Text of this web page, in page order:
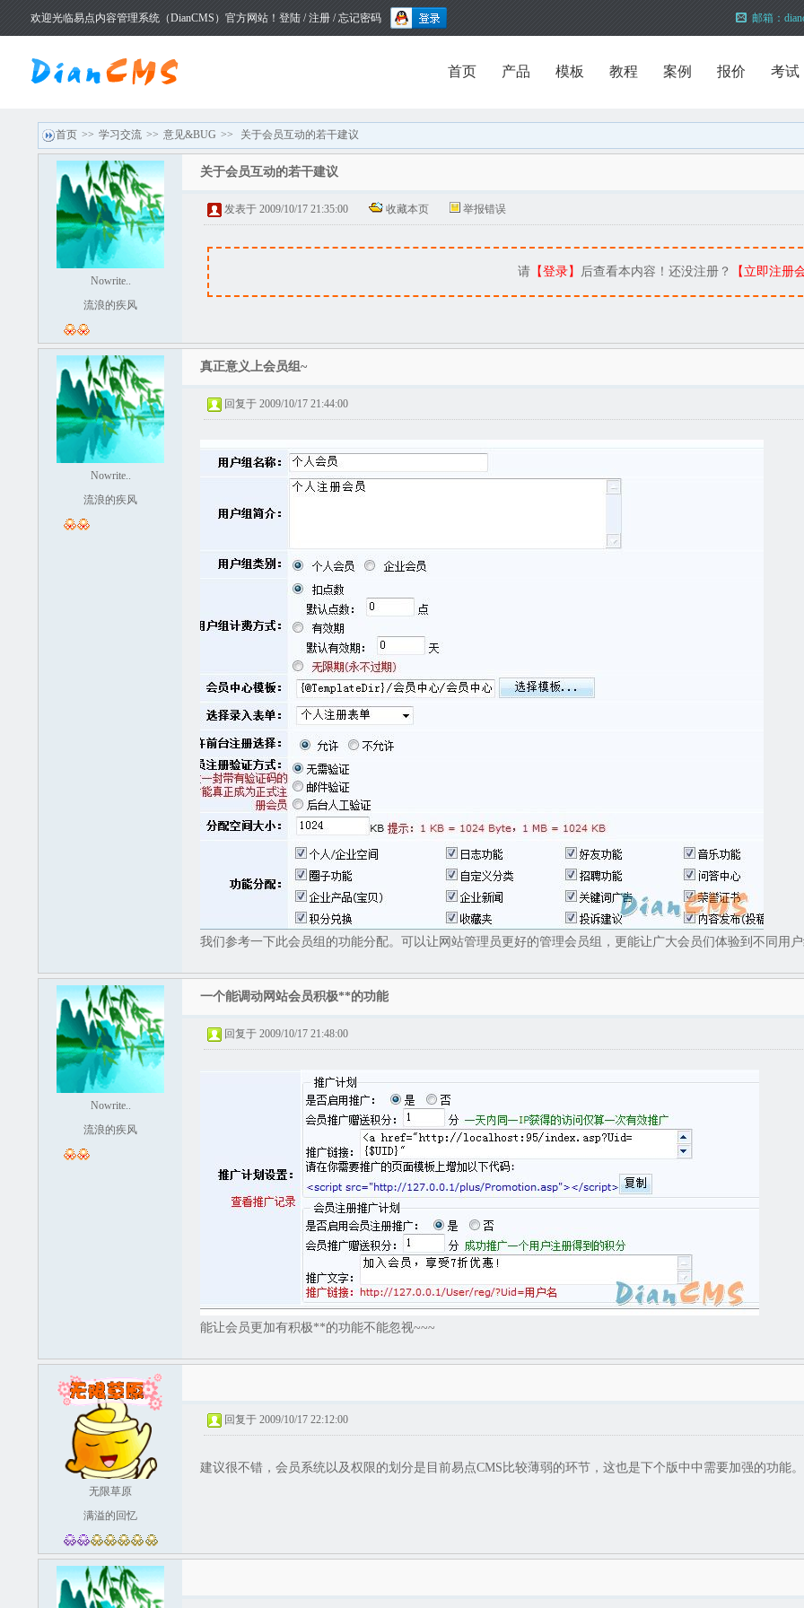
邮箱：
欢迎光临易点内容管理系统（DianCMS）官方网站！ 登陆/注册/忘记密码
首页 产品 模板 教程 案例 报价 考试
首页 >> 学习交流 >> 意见&BUG >> 关于会员互动的若干建议
Nowrite..
流浪的疾风
关于会员互动的若干建议
发表于 2009/10/17 21:35:00 收藏本页 举报错误
请 【登录】 后查看本内容！还没注册？ 【立即注册
Nowrite..
流浪的疾风
真正意义上会员组~
回复于 2009/10/17 21:44:00
我们参考一下此会员组的功能分配。可以让网站管理员更好的管理会员组，更能让广大会员们体验到不同用
Nowrite..
流浪的疾风
一个能调动网站会员积极**的功能
回复于 2009/10/17 21:48:00
能让会员更加有积极**的功能不能忽视~~~
无限草原
满溢的回忆
回复于 2009/10/17 22:12:00
建议很不错，会员系统以及权限的划分是目前易点CMS比较薄弱的环节，这也是下个版中中需要加强的功能